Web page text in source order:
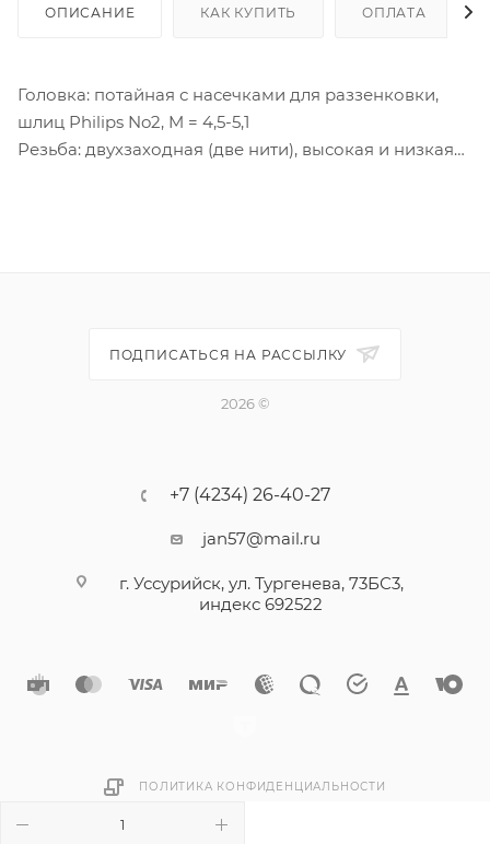
ОПИСАНИЕ КАК КУПИТЬ ОПЛАТА
Головка: потайная с насечками для раззенковки,
шлиц Philips No2, M = 4,5-5,1
Резьба: двухзаходная (две нити), высокая и низкая
Твердость сердцевины: 240-425 HV
Твердость поверхности: min 550 HV
ПОДПИСАТЬСЯ НА РАССЫЛКУ
2026 ©
+7 (4234) 26-40-27
jan57@mail.ru
г. Уссурийск, ул. Тургенева, 73БС3,
индекс 692522
ПОЛИТИКА КОНФИДЕНЦИАЛЬНОСТИ